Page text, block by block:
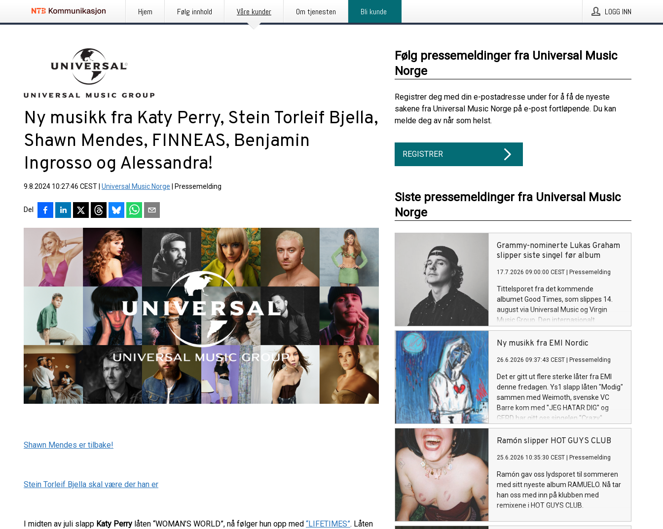
Hjem Følg innhold Våre kunder Om tjenesten Bli kunde LOGG INN
Ny musikk fra Katy Perry, Stein Torleif Bjella,
Shawn Mendes, FINNEAS, Benjamin
Ingrosso og Alessandra!
9.8.2024 10:27:46 CEST Universal Music Norge Pressemelding
Del
Shawn Mendes er tilbake!
Stein Torleif Bjella skal være der han er
I midten av juli slapp Katy Perry låten “WOMAN’S WORLD”, nå følger hun opp med “LIFETIMES”. Låten
Følg pressemeldinger fra Universal Music
Norge
Registrer deg med din e-postadresse under for å få de nyeste
sakene fra Universal Music Norge på e-post fortløpende. Du kan
melde deg av når som helst.
REGISTRER
Siste pressemeldinger fra Universal Music
Norge
Grammy-nominerte Lukas Graham
slipper siste singel før album
17.7.2026 09:00:00 CEST Pressemelding
Tittelsporet fra det kommende
albumet Good Times, som slippes 14.
august via Universal Music og Virgin
Music Group. Den internasjonalt
anerkjente singer-songwriteren Lukas
Graham slipper i dag «Good Times», det
fra hans kommende album Good Times.
Albumet består av 13 spor og utgis 14.
august.
Ny musikk fra EMI Nordic
26.6.2026 09:37:43 CEST Pressemelding
Det er gitt ut flere sterke låter fra EMI
denne fredagen. Ys1 slapp låten "Modig"
sammen med Weimoth, svenske VC
Barre kom med "JEG HATAR DIG" og
GERD har gitt oss singelen "Crazy".
Ramón slipper HOT GUYS CLUB
25.6.2026 10:35:30 CEST Pressemelding
Ramón gav oss lydsporet til sommeren
med sitt nyeste album RAMUELO. Nå tar
han oss med inn på klubben med
remixene i HOT GUYS CLUB.